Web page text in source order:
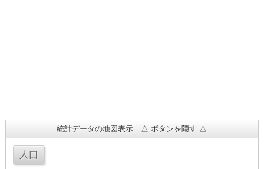
統計データの地図表示 △ ボタンを隠す △